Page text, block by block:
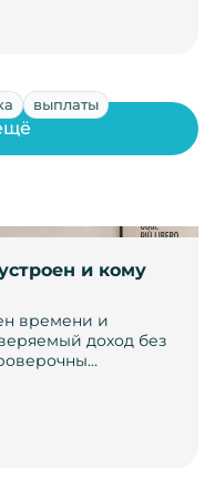
выплаты
и кому
времени и
доход без